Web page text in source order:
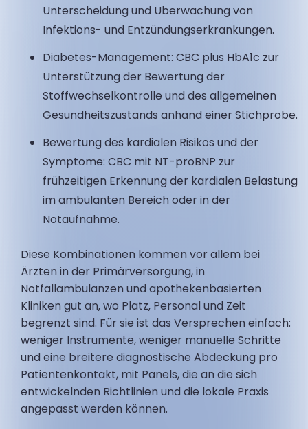
Unterscheidung und Überwachung von
Infektions- und Entzündungserkrankungen.
Diabetes-Management: CBC plus HbA1c zur
Unterstützung der Bewertung der
Stoffwechselkontrolle und des allgemeinen
Gesundheitszustands anhand einer Stichprobe.
Bewertung des kardialen Risikos und der
Symptome: CBC mit NT-proBNP zur
frühzeitigen Erkennung der kardialen Belastung
im ambulanten Bereich oder in der
Notaufnahme.
Diese Kombinationen kommen vor allem bei
Ärzten in der Primärversorgung, in
Notfallambulanzen und apothekenbasierten
Kliniken gut an, wo Platz, Personal und Zeit
begrenzt sind. Für sie ist das Versprechen einfach:
weniger Instrumente, weniger manuelle Schritte
und eine breitere diagnostische Abdeckung pro
Patientenkontakt, mit Panels, die an die sich
entwickelnden Richtlinien und die lokale Praxis
angepasst werden können.